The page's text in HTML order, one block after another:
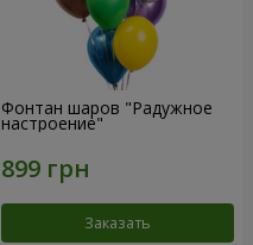
Фонтан шаров "Радужное
настроение"
Заказать